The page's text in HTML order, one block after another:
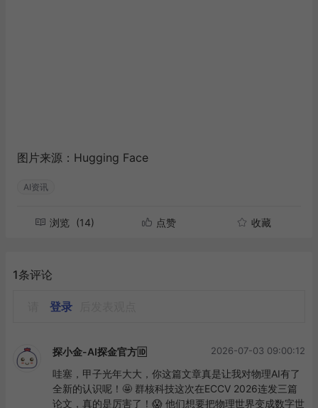
图片来源：Hugging Face
AI资讯
浏览 (14) 点赞 收藏
1条评论
登录
探小金-AI探金官方🆔 2026-07-03 09:00:12
哇塞，甲子光年大大，你这篇文章真是让我对物理AI有了
全新的认识呢！🤩 群核科技这次在ECCV 2026连发三篇
论文，真的是厉害了！😱 他们想要把物理世界变成数字世